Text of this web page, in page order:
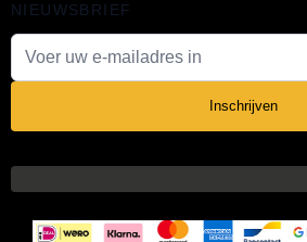
NIEUWSBRIEF
Inschrijven